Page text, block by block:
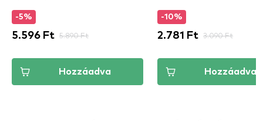
-5%
5.596 Ft 5.890 Ft
Hozzáadva
-10%
2.781 Ft 3.090 Ft
Hozzáadva